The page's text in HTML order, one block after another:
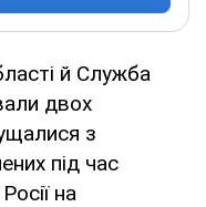
й Служба
двох
з
під час
на